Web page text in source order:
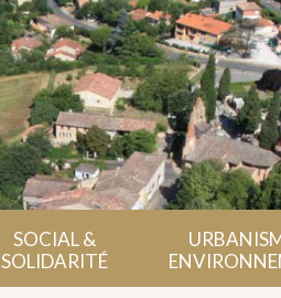
SOCIAL &
SOLIDARITÉ